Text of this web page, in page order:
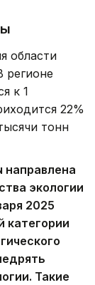
области
к 1
22%
тонн
экологии
2025
категории
Такие